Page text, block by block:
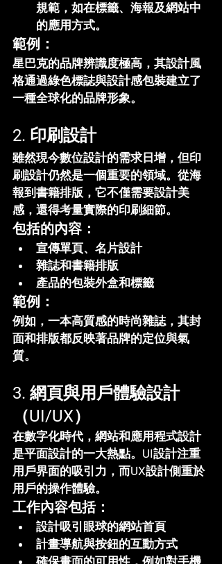
規範，如在標籤、海報及網站中
的應用方式。
範例：
星巴克的品牌辨識度極高，其設計風
格通過綠色標誌與設計感包裝建立了
一種全球化的品牌形象。
2. 印刷設計
雖然現今數位設計的需求日增，但印
刷設計仍然是一個重要的領域。從海
報到書籍排版，它不僅需要設計美
感，還得考量實際的印刷細節。
包括的內容：
宣傳單頁、名片設計
雜誌和書籍排版
產品的包裝外盒和標籤
範例：
例如，一本高質感的時尚雜誌，其封
面和排版都反映著品牌的定位與氣
質。
3. 網頁與用戶體驗設計
（UI/UX）
在數字化時代，網站和應用程式設計
是平面設計的一大熱點。UI設計注重
用戶界面的吸引力，而UX設計側重於
用戶的操作體驗。
工作內容包括：
設計吸引眼球的網站首頁
計畫導航與按鈕的互動方式